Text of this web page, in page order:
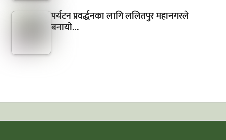
पर्यटन प्रवर्द्धनका लागि ललितपुर महानगरले
बनायो…